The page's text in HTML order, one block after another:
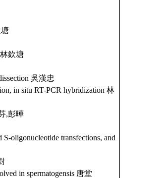
塘
林欽塘
吳漢忠
in situ RT-PCR hybridization 林
,彭曄
S-oligonucleotide transfections, and
in spermatogensis 唐堂